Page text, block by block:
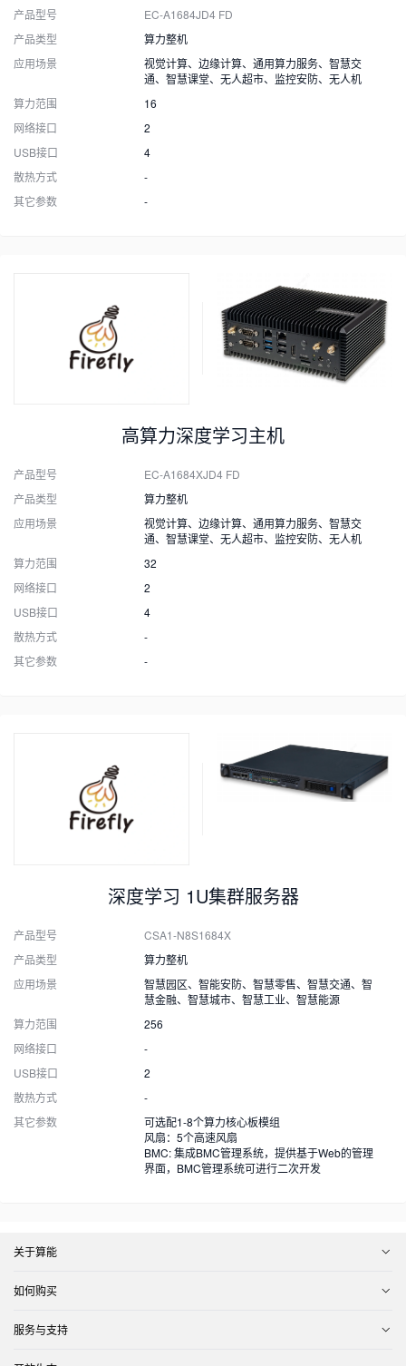
产品型号
EC-A1684JD4 FD
产品类型
算力整机
应用场景
视觉计算、边缘计算、通用算力服务、智慧交
通、智慧课堂、无人超市、监控安防、无人机
算力范围
16
网络接口
2
USB接口
4
散热方式
-
其它参数
-
高算力深度学习主机
产品型号
EC-A1684XJD4 FD
产品类型
算力整机
应用场景
视觉计算、边缘计算、通用算力服务、智慧交
通、智慧课堂、无人超市、监控安防、无人机
算力范围
32
网络接口
2
USB接口
4
散热方式
-
其它参数
-
深度学习 1U集群服务器
产品型号
CSA1-N8S1684X
产品类型
算力整机
应用场景
智慧园区、智能安防、智慧零售、智慧交通、智
慧金融、智慧城市、智慧工业、智慧能源
算力范围
256
网络接口
-
USB接口
2
散热方式
-
其它参数
可选配1-8个算力核心板模组
风扇：5个高速风扇
BMC: 集成BMC管理系统，提供基于Web的管理
界面，BMC管理系统可进行二次开发
关于算能
如何购买
服务与支持